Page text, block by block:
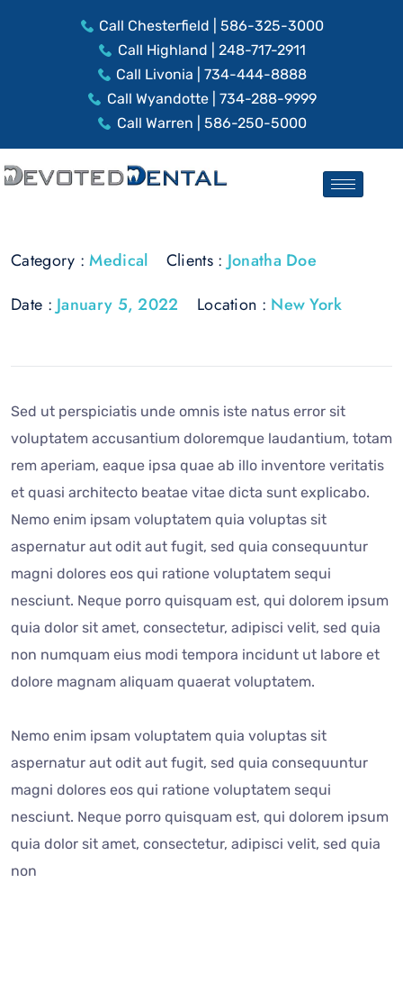
Call Chesterfield | 586-325-3000
Call Highland | 248-717-2911
Call Livonia | 734-444-8888
Call Wyandotte | 734-288-9999
Call Warren | 586-250-5000
Category : Medical Clients : Jonatha Doe
Date : January 5, 2022 Location : New York
Sed ut perspiciatis unde omnis iste natus error sit
voluptatem accusantium doloremque laudantium, totam
rem aperiam, eaque ipsa quae ab illo inventore veritatis
et quasi architecto beatae vitae dicta sunt explicabo.
Nemo enim ipsam voluptatem quia voluptas sit
aspernatur aut odit aut fugit, sed quia consequuntur
magni dolores eos qui ratione voluptatem sequi
nesciunt. Neque porro quisquam est, qui dolorem ipsum
quia dolor sit amet, consectetur, adipisci velit, sed quia
non numquam eius modi tempora incidunt ut labore et
dolore magnam aliquam quaerat voluptatem.
Nemo enim ipsam voluptatem quia voluptas sit
aspernatur aut odit aut fugit, sed quia consequuntur
magni dolores eos qui ratione voluptatem sequi
nesciunt. Neque porro quisquam est, qui dolorem ipsum
quia dolor sit amet, consectetur, adipisci velit, sed quia
non